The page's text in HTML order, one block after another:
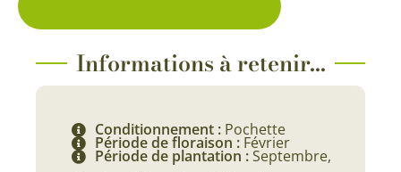
Informations à retenir...
Conditionnement : Pochette
Période de floraison : Février
Période de plantation :Septembre,